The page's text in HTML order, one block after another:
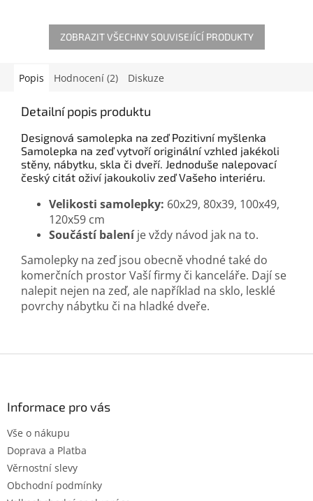
ZOBRAZIT VŠECHNY SOUVISEJÍCÍ PRODUKTY
Popis Hodnocení (2) Diskuze
Detailní popis produktu
Designová samolepka na zeď Pozitivní myšlenka
Samolepka na zeď vytvoří originální vzhled jakékoli
stěny, nábytku, skla či dveří. Jednoduše nalepovací
český citát oživí jakoukoliv zeď Vašeho interiéru.
Velikosti samolepky: 60x29, 80x39, 100x49,
120x59 cm
Součástí baleníje vždy návod jak na to.
Samolepky na zeď jsou obecně vhodné také do
komerčních prostor Vaší firmy či kanceláře. Dají se
nalepit nejen na zeď, ale například na sklo, lesklé
povrchy nábytku či na hladké dveře.
Informace pro vás
Vše o nákupu
Doprava a Platba
Věrnostní slevy
Obchodní podmínky